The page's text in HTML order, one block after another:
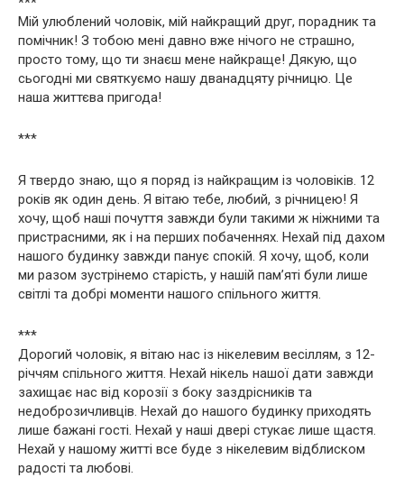
Мій улюблений чоловік, мій найкращий друг, порадник та
помічник! З тобою мені давно вже нічого не страшно,
просто тому, що ти знаєш мене найкраще! Дякую, що
сьогодні ми святкуємо нашу дванадцяту річницю. Це
наша життєва пригода!
***
Я твердо знаю, що я поряд із найкращим із чоловіків. 12
років як один день. Я вітаю тебе, любий, з річницею! Я
хочу, щоб наші почуття завжди були такими ж ніжними та
пристрасними, як і на перших побаченнях. Нехай під дахом
нашого будинку завжди панує спокій. Я хочу, щоб, коли
ми разом зустрінемо старість, у нашій пам’яті були лише
світлі та добрі моменти нашого спільного життя.
***
Дорогий чоловік, я вітаю нас із нікелевим весіллям, з 12-
річчям спільного життя. Нехай нікель нашої дати завжди
захищає нас від корозії з боку заздрісників та
недоброзичливців. Нехай до нашого будинку приходять
лише бажані гості. Нехай у наші двері стукає лише щастя.
Нехай у нашому житті все буде з нікелевим відблиском
радості та любові.